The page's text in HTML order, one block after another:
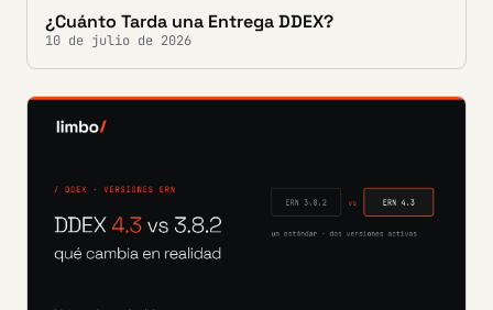
¿Cuánto Tarda una Entrega DDEX?
10 de julio de 2026